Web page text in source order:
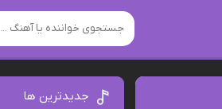
جدیدترین ها